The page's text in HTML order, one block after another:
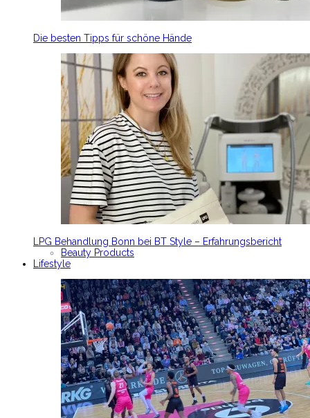
Die besten Tipps für schöne Hände
LPG Behandlung Bonn bei BT Style – Erfahrungsbericht
Beauty Products
Lifestyle